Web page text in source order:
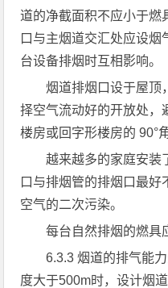
道的净截面积不应小于燃
口与主烟道交汇处应设烟
台设备排烟时互相影响。
烟道排烟口设于屋顶
择空气流动好的开放处，
楼房或回字形楼房的 90°
越来越多的家庭安装
口与排烟管的排烟口最好
空气的二次污染。
每台自然排烟的燃具
6.3.3 烟道的排气能
度大于500m时，设计烟